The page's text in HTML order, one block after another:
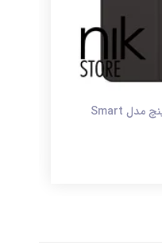
کیف کلاسوری آیپد پرو ۱۲.۹ اینچ مدل Smart